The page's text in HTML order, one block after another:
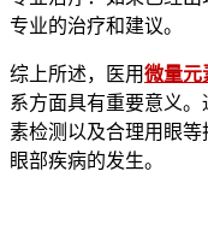
专业的治疗和建议。
综上所述，医用微量元
系方面具有重要意义
素检测以及合理用眼
眼部疾病的发生。